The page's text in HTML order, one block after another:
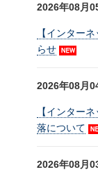
2026年08月
【インター
らせ
2026年08月
【インター
落について
2026年08月